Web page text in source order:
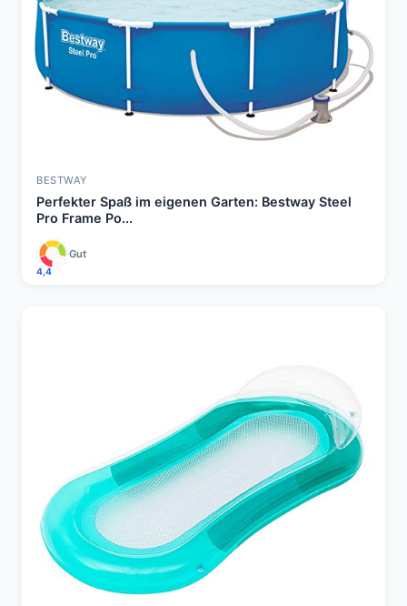
BESTWAY
Perfekter Spaß im eigenen Garten: Bestway Steel
Pro Frame Po...
4,4
Gut